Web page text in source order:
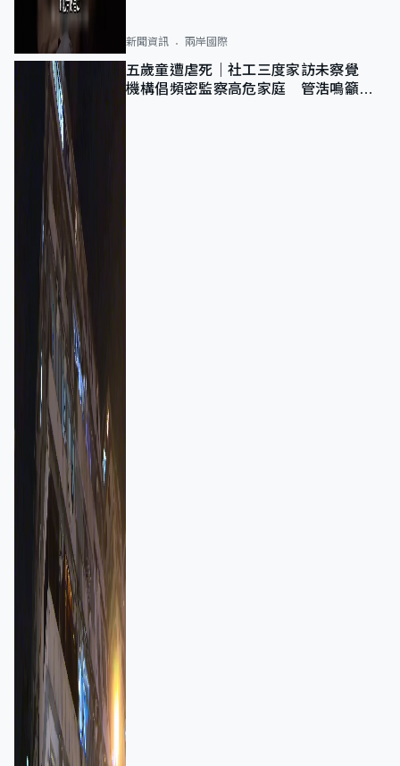
新聞資訊 兩岸國際
五歲童遭虐死｜社工三度家訪未察覺
機構倡頻密監察高危家庭 管浩鳴籲加